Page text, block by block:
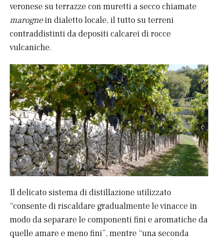
veronese su terrazze con muretti a secco chiamate
marognein dialetto locale, il tutto su terreni
contraddistinti da depositi calcarei di rocce
vulcaniche.
Il delicato sistema di distillazione utilizzato
“consente di riscaldare gradualmente le vinacce in
modo da separare le componenti fini e aromatiche da
quelle amare e meno fini”, mentre “una seconda